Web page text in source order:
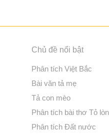
Chủ đề nổi bật
Phân tích Việt Bắc
Bài văn tả mẹ
Tả con mèo
Phân tích bài thơ Tỏ
Phân tích Đất nước